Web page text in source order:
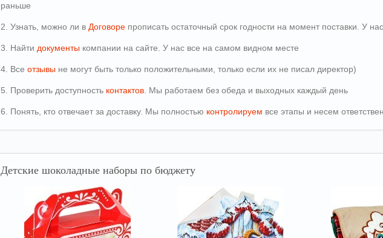
раньше
2. Узнать, можно ли в Договоре прописать остаточный срок годности на момент поставки. У
3. Найти документы компании на сайте. У нас все на самом видном месте
4. Все отзывы не могут быть только положительными, только если их не писал директор)
5. Проверить доступность контактов . Мы работаем без обеда и выходных каждый день
6. Понять, кто отвечает за доставку. Мы полностью контролируем все этапы и несем
Детские шоколадные наборы по бюджету